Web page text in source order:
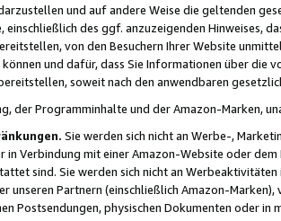
und auf andere Weise die geltenden
einschließlich des ggf. anzuzeigenden Hinweises,
von den Besuchern Ihrer Website
können und dafür, dass Sie Informationen über die
soweit nach den anwendbaren
der Programminhalte und der Amazon-Marken,
Sie werden sich nicht an Werbe-,
in Verbindung mit einer Amazon-Website oder
sind. Sie werden sich nicht an
unseren Partnern (einschließlich Amazon-
Postsendungen, physischen Dokumenten oder in